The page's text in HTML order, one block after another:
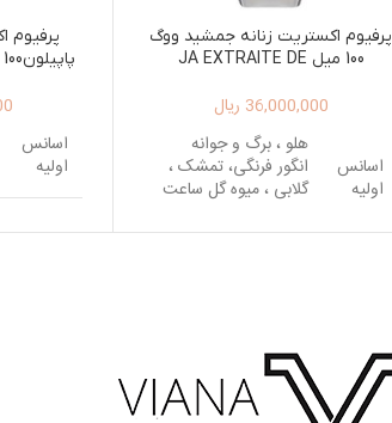
پرفیوم اکستریت زنانه جمشید ووگ
100 میل JA EXTRAITE DE
36,000,000 ریال
اسانس
اولیه
هلو ، برگ و جوانه
انگور فرنگی، تمشک ،
گلابی ، میوه گل ساعت
اسانس
پایه
مشک ، وانیل ، نعناع
هندی ، چوب صندل
سفید ، گل آفتاب
پرفیوم
اسانس
اولیه
اسانس